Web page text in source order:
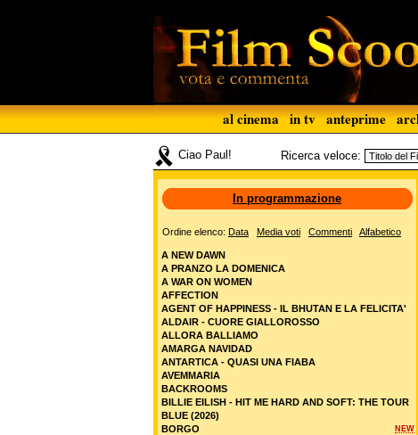
al cinema in tv anteprime
Ciao Paul! Ricerca veloce:
In programmazione
Ordine elenco: Data Media voti Commenti Alfabetico
A NEW DAWN
A PRANZO LA DOMENICA
A WAR ON WOMEN
AFFECTION
AGENT OF HAPPINESS - IL BHUTAN E LA FELICITA'
ALDAIR - CUORE GIALLOROSSO
ALLORA BALLIAMO
AMARGA NAVIDAD
ANTARTICA - QUASI UNA FIABA
AVEMMARIA
BACKROOMS
BILLIE EILISH - HIT ME HARD AND SOFT: THE TOUR
BLUE (2026)
NEW
BORGO